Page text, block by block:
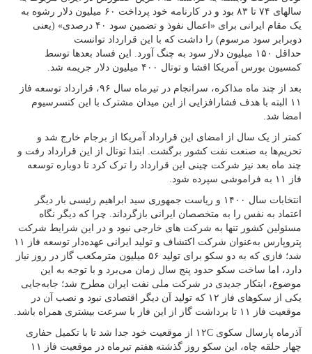
سالهای ۷۴ تا ۸۳ بود و در کارنامه خود پرداخت ۶۰ میلیون دلار رشوه به
یک مقام ایرانی برای «اعمال نفوذ و تضمین سود ۴۰ درصدی» (یعنی
دوبرابر سود مرسوم) را داشت که با این قرارداد توانست
حداقل ۱۵۰ میلیون دلار سود به چنگ آورد. این فساد بعدها توسط
کمسیون بورس آمریکا افشا و توتال ۴۰۰ میلیون دلار جریمه شد.
بعد از چند ماه مذاکره، سرانجام در تیرماه سال ۹۶، قرارداد توسعه فاز
۱۱ البته با هدف فشارافزایی از این میدان مشترک با این کنسرسیوم
امضا شد.
کمتر از یک سال از امضای این قرارداد آمریکا از برجام خارج شد و
تحریم‌ها به صنعت نفت کشور برگشت. ابتدا توتال از این قرارداد رفت و
چند ماه بعد نیز شرکت چینی این قرارداد را ترک کرد تا دوباره توسعه
فاز ۱۱ به فراموشی سپرده شود.
انتخابات سال ۱۴۰۰ و ریاست جمهوری سید ابراهیم رئیسی بار دیگر
اعتماد به نفس را به متخصصان ایرانی بازگرداند. چرا که دیگر نگاه
مسئولین کشور تنها به شرکت های خارجی نبود و در این شرایط شرکت
پتروپارس به‌عنوان شرکت اکتشاف و تولید ایرانی عهده‌دار توسعه فاز ۱۱
شد؛ فازی که به دو سکو برای تولید ۵۶ میلیون مترمکعب گاز در روز نیاز
دارد، اما ساخت سکو حدود پنج سال زمان می‌برد و با توجه به این
موضوع، ابتکار جدیدی در شرکت ملی نفت ایران مطرح شد؛ جابه‌جایی
یکی از سکوهای فاز ۱۲ که تولید آن دیگر اقتصادی نبود و نصب آن در
موقعیت فاز ۱۱ تا برداشت گاز از این فاز با سرعت بیشتری همراه باشد.
آذرماه پارسال سکوی ۱۲C از موقعیت خود جدا شد تا با تکمیل حفاری
چهار حلقه چاه، این سکو روز گذشته هفتم تیرماه در موقعیت فاز ۱۱